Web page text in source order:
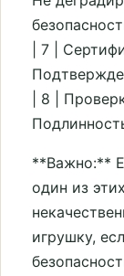
| 7 |
| 8 |
**Важно:**
один из
игрушку,